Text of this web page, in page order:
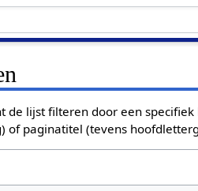
de lijst filteren door een
paginatitel (tevens